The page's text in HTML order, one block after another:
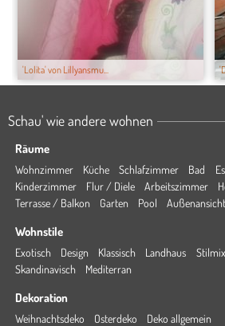
'Lolita' von Lillyansmu...
Schau' wie andere wohnen
Räume
Wohnzimmer Küche Schlafzimmer Bad
Kinderzimmer
Flur / Diele Arbeitszimmer
Terrasse / Balkon
Garten Pool Außenansicht
Wohnstile
Exotisch Design Klassisch Landhaus Stilmix
Skandinavisch
Mediterran
Dekoration
Weihnachtsdeko Osterdeko Deko allgemein